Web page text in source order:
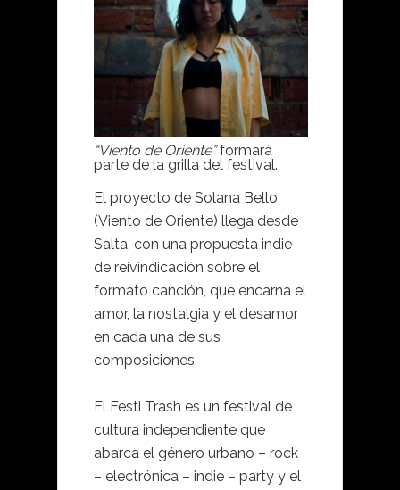
“Viento de Oriente”formará
parte de la grilla del festival.
El proyecto de Solana Bello
(Viento de Oriente) llega desde
Salta, con una propuesta indie
de reivindicación sobre el
formato canción, que encarna el
amor, la nostalgia y el desamor
en cada una de sus
composiciones.
El Festi Trash es un festival de
cultura independiente que
abarca el género urbano – rock
– electrónica – indie – party y el